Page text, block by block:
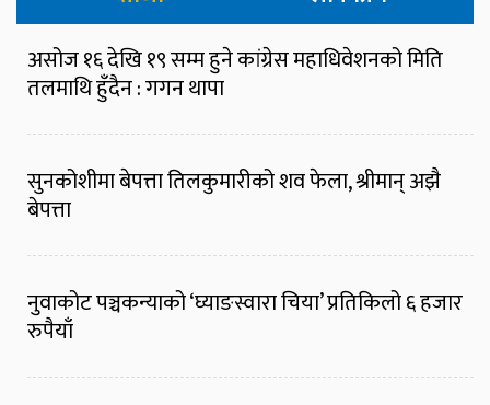
असोज १६ देखि १९ सम्म हुने कांग्रेस महाधिवेशनको मिति
तलमाथि हुँदैन : गगन थापा
सुनकोशीमा बेपत्ता तिलकुमारीको शव फेला, श्रीमान् अझै
बेपत्ता
नुवाकोट पञ्चकन्याको ‘घ्याङस्वारा चिया’ प्रतिकिलो ६ हजार
रुपैयाँ